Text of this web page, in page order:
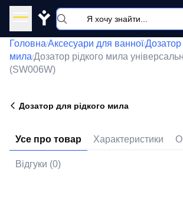
Y
Головна/Аксесуари для ванної/Дозатор
мила/Дозатор рідкого мила
(SW006W)
Дозатор для рідкого мила
Усе про товар Характеристики
Відгуки (0)